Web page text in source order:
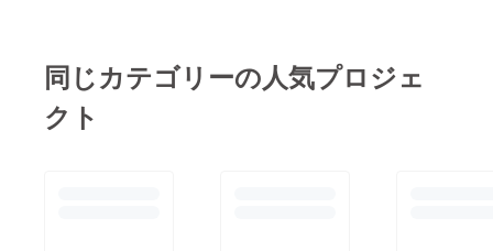
同じカテゴリーの人気プロジェ
クト